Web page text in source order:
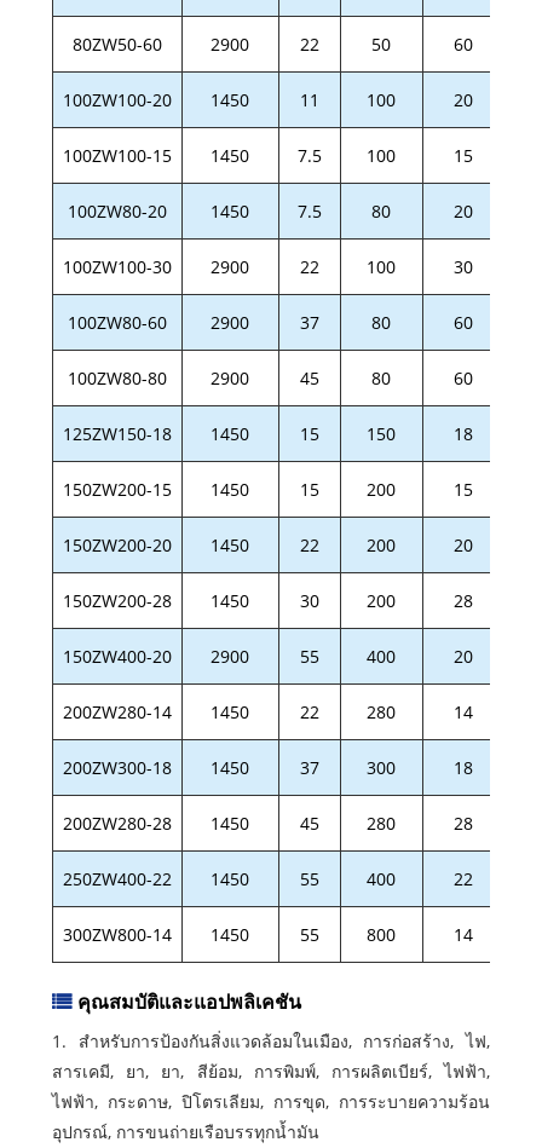
80ZW50-60 2900 22 50 60
100ZW100-20 1450 11 100 20
100ZW100-15 1450 7.5 100 15
100ZW80-20 1450 7.5 80 20
100ZW100-30 2900 22 100 30
100ZW80-60 2900 37 80 60
100ZW80-80 2900 45 80 60
125ZW150-18 1450 15 150 18
150ZW200-15 1450 15 200 15
150ZW200-20 1450 22 200 20
150ZW200-28 1450 30 200 28
150ZW400-20 2900 55 400 20
200ZW280-14 1450 22 280 14
200ZW300-18 1450 37 300 18
200ZW280-28 1450 45 280 28
250ZW400-22 1450 55 400 22
300ZW800-14 1450 55 800 14
คุณสมบัติและแอปพลิเคชัน
1. สำหรับการป้องกันสิ่งแวดล้อมในเมือง, การก่อสร้าง, ไฟ,
สารเคมี, ยา, ยา, สีย้อม, การพิมพ์, การผลิตเบียร์, ไฟฟ้า,
ไฟฟ้า, กระดาษ, ปิโตรเลียม, การขุด, การระบายความร้อน
อุปกรณ์, การขนถ่ายเรือบรรทุกน้ำมัน